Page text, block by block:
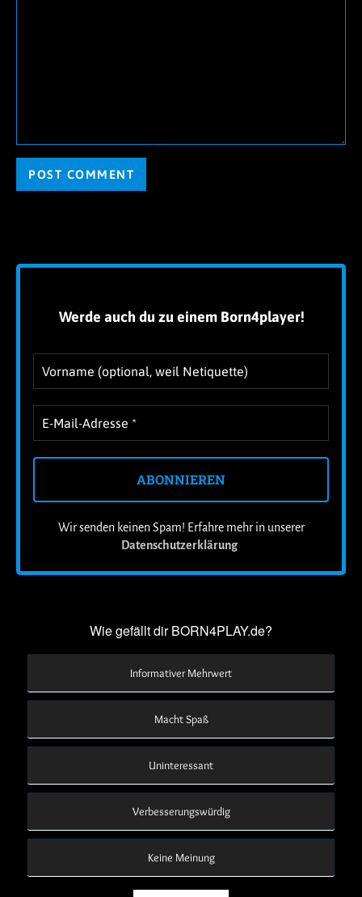
Werde auch du zu einem Born4player!
Wir senden keinen Spam! Erfahre mehr in unserer
Datenschutzerklärung.
Wie gefällt dir BORN4PLAY.de?
Informativer Mehrwert
Macht Spaß
Uninteressant
Verbesserungswürdig
Keine Meinung